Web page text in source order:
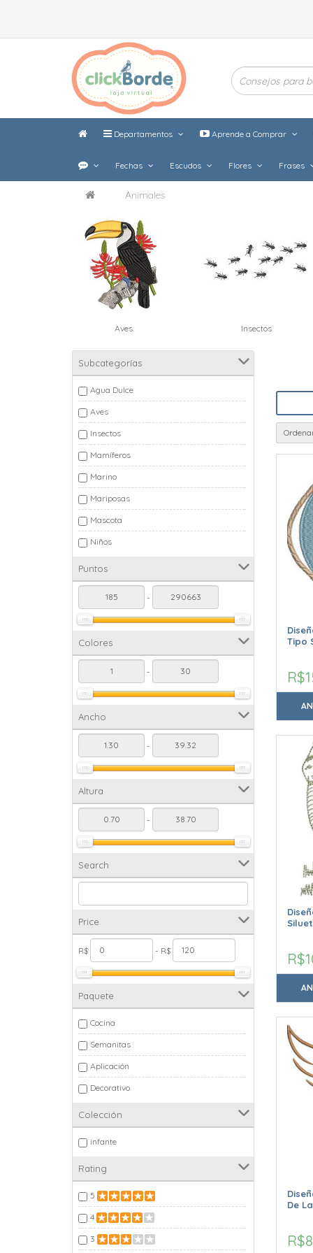
Departamentos Aprende a Comprar
Fechas Escudos Flores Frases
Animales
Subcategorías
Agua Dulce
Aves
Insectos
Mamíferos
Marino
Mariposas
Mascota
Niños
Puntos
-
Colores
-
Ancho
-
Altura
-
Search
Price
R$ - R$
Paquete
Cocina
Semanitas
Aplicación
Decorativo
Colección
infante
Rating
5
4
3
Tipo
De